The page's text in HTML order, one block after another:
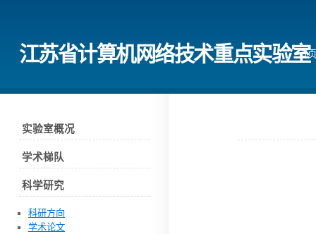
江苏省计算机网络技术重点实验室
首页
实验室概况
学术梯队
科学研究
科研方向
学术论文